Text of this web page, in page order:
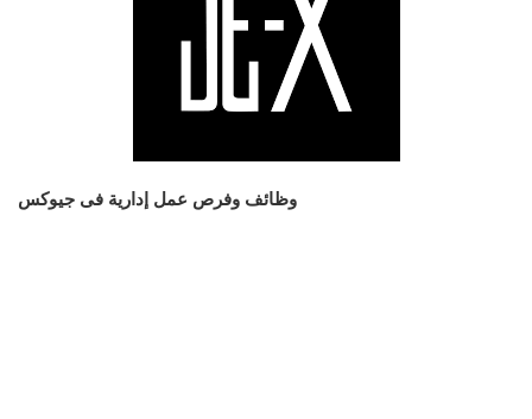
وظائف وفرص عمل إدارية فى جيوكس